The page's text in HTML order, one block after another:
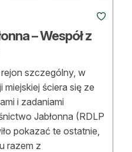
– Wespół z
szczególny, w
miejskiej ściera się ze
i zadaniami
Jabłonna (RDLP
pokazać te ostatnie,
razem z